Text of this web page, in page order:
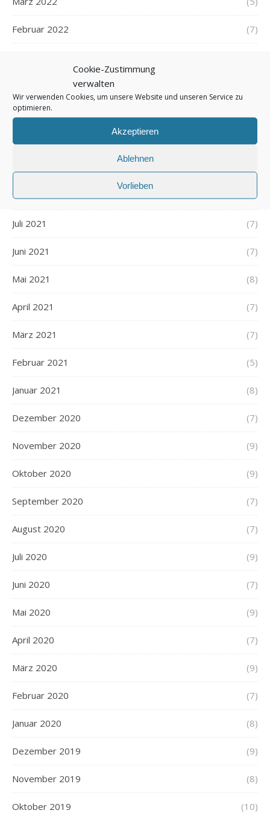
Cookie-Zustimmung
verwalten
Wir verwenden Cookies, um unsere Website und unseren Service zu
optimieren.
Akzeptieren
Ablehnen
Vorlieben
Februar 2022 (7)
Dezember 2021
November 2021
Oktober 2021 (6)
August 2021 (7)
Juli 2021 (7)
Juni 2021 (7)
Mai 2021 (8)
April 2021 (7)
März 2021 (7)
Februar 2021 (5)
Januar 2021 (8)
Dezember 2020 (7)
November 2020 (9)
Oktober 2020 (9)
September 2020 (7)
August 2020 (7)
Juli 2020 (9)
Juni 2020 (7)
Mai 2020 (9)
April 2020 (7)
März 2020 (9)
Februar 2020 (7)
Januar 2020 (8)
Dezember 2019 (9)
November 2019 (8)
Oktober 2019 (10)